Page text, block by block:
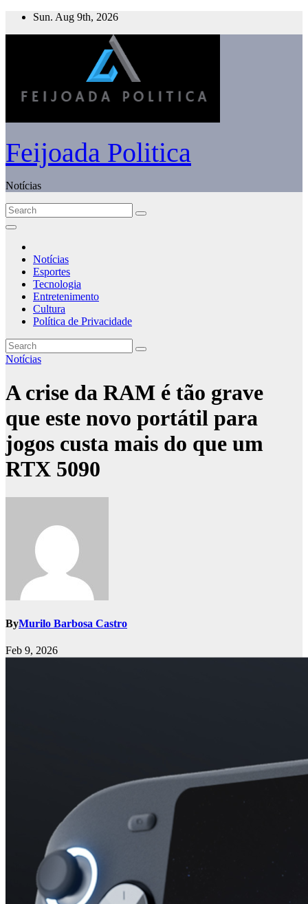
Skip
Sun. Aug 9th, 2026
Feijoada Politica
Notícias
Notícias
Esportes
Tecnologia
Entretenimento
Cultura
Política de Privacidade
Notícias
A crise da RAM é tão grave
que este novo portátil para
jogos custa mais do que um
RTX 5090
ByMurilo Barbosa Castro
Feb 9, 2026